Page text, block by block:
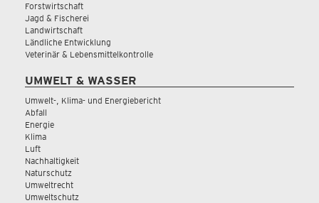
Forstwirtschaft
Jagd & Fischerei
Landwirtschaft
Ländliche Entwicklung
Veterinär & Lebensmittelkontrolle
UMWELT & WASSER
Umwelt-, Klima- und Energiebericht
Abfall
Energie
Klima
Luft
Nachhaltigkeit
Naturschutz
Umweltrecht
Umweltschutz